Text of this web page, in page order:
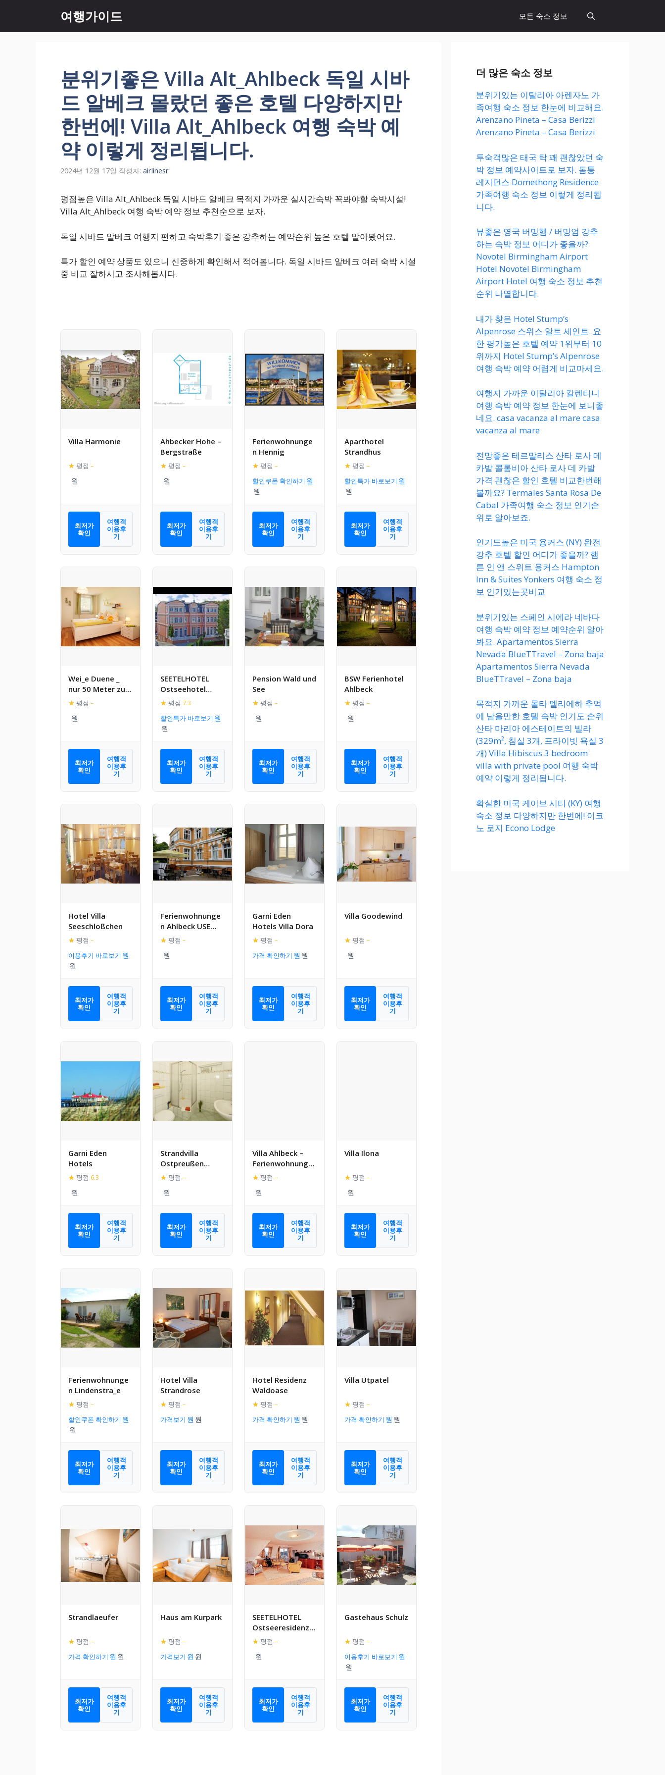
츠
여행가이드 모든 숙소 정보
분위기좋은 Villa Alt_Ahlbeck 독일 시바
드 알베크 몰랐던 좋은 호텔 다양하지만
한번에! Villa Alt_Ahlbeck 여행 숙박 예
약 이렇게 정리됩니다.
2024년 12월 17일 작성자: airlinesr
평점높은 Villa Alt_Ahlbeck 독일 시바드 알베크 목적지 가까운 실시간숙박 꼭봐야할 숙박시설!
Villa Alt_Ahlbeck 여행 숙박 예약 정보 추천순으로 보자.
독일 시바드 알베크 여행지 편하고 숙박후기 좋은 강추하는 예약순위 높은 호텔 알아봤어요.
특가 할인 예약 상품도 있으니 신중하게 확인해서 적어봅니다. 독일 시바드 알베크 여러 숙박 시설
중 비교 잘하시고 조사해봅시다.
Villa Harmonie
★ 평점 –
최저가
확인
여행객
이용후
기
Ahbecker Hohe –
Bergstraße
★ 평점 –
최저가
확인
여행객
이용후
기
Ferienwohnunge
n Hennig
★ 평점 –
할인쿠폰 확인하기
최저가
확인
여행객
이용후
기
Aparthotel
Strandhus
★ 평점 –
할인특가 바로보기
최저가
확인
여행객
이용후
기
Wei_e Duene _
nur 50 Meter zum
wei
★ 평점 –
최저가
확인
여행객
이용후
기
SEETELHOTEL
Ostseehotel
Ahlbeck
★ 평점 7.3
할인특가 바로보기
최저가
확인
여행객
이용후
기
Pension Wald und
See
★ 평점 –
최저가
확인
여행객
이용후
기
BSW Ferienhotel
Ahlbeck
★ 평점 –
최저가
확인
여행객
이용후
기
Hotel Villa
Seeschloßchen
★ 평점 –
이용후기 바로보기
최저가
확인
여행객
이용후
기
Ferienwohnunge
n Ahlbeck USE
2510
★ 평점 –
최저가
확인
여행객
이용후
기
Garni Eden
Hotels Villa Dora
★ 평점 –
가격 확인하기
최저가
확인
여행객
이용후
기
Villa Goodewind
★ 평점 –
최저가
확인
여행객
이용후
기
Garni Eden
Hotels
★ 평점 6.3
최저가
확인
여행객
이용후
기
Strandvilla
Ostpreußen
Familie Herrgott
★ 평점 –
최저가
확인
여행객
이용후
기
Villa Ahlbeck –
Ferienwohnung
Warnemunde
★ 평점 –
최저가
확인
여행객
이용후
기
Villa Ilona
★ 평점 –
최저가
확인
여행객
이용후
기
Ferienwohnunge
n Lindenstra_e
★ 평점 –
할인쿠폰 확인하기
최저가
확인
여행객
이용후
기
Hotel Villa
Strandrose
★ 평점 –
가격보기
최저가
확인
여행객
이용후
기
Hotel Residenz
Waldoase
★ 평점 –
가격 확인하기
최저가
확인
여행객
이용후
기
Villa Utpatel
★ 평점 –
가격 확인하기
최저가
확인
여행객
이용후
기
Strandlaeufer
★ 평점 –
가격 확인하기
최저가
확인
여행객
이용후
기
Haus am Kurpark
★ 평점 –
가격보기
최저가
확인
여행객
이용후
기
SEETELHOTEL
Ostseeresidenz
Ahlbeck
★ 평점 –
최저가
확인
여행객
이용후
기
Gastehaus Schulz
★ 평점 –
이용후기 바로보기
최저가
확인
여행객
이용후
기
더 많은 숙소 정보
분위기있는 이탈리아 아렌자노 가
족여행 숙소 정보 한눈에 비교해요.
Arenzano Pineta – Casa Berizzi
Arenzano Pineta – Casa Berizzi
투숙객많은 태국 탁 꽤 괜찮았던 숙
박 정보 예약사이트로 보자. 돔통
레지던스 Domethong Residence
가족여행 숙소 정보 이렇게 정리됩
니다.
뷰좋은 영국 버밍햄 / 버밍엄 강추
하는 숙박 정보 어디가 좋을까?
Novotel Birmingham Airport
Hotel Novotel Birmingham
Airport Hotel 여행 숙소 정보 추천
순위 나열합니다.
내가 찾은 Hotel Stump’s
Alpenrose 스위스 알트 세인트. 요
한 평가높은 호텔 예약 1위부터 10
위까지 Hotel Stump’s Alpenrose
여행 숙박 예약 어렵게 비교마세요.
여행지 가까운 이탈리아 칼렌티니
여행 숙박 예약 정보 한눈에 보니좋
네요. casa vacanza al mare casa
vacanza al mare
전망좋은 테르말리스 산타 로사 데
카발 콜롬비아 산타 로사 데 카발
가격 괜찮은 할인 호텔 비교한번해
볼까요? Termales Santa Rosa De
Cabal 가족여행 숙소 정보 인기순
위로 알아보죠.
인기도높은 미국 용커스 (NY) 완전
강추 호텔 할인 어디가 좋을까? 햄
튼 인 앤 스위트 용커스 Hampton
Inn & Suites Yonkers 여행 숙소 정
보 인기있는곳비교
분위기있는 스페인 시에라 네바다
여행 숙박 예약 정보 예약순위 알아
봐요. Apartamentos Sierra
Nevada BlueTTravel – Zona baja
Apartamentos Sierra Nevada
BlueTTravel – Zona baja
목적지 가까운 몰타 멜리에하 추억
에 남을만한 호텔 숙박 인기도 순위
산타 마리아 에스테이트의 빌라
(329m², 침실 3개, 프라이빗 욕실 3
개) Villa Hibiscus 3 bedroom
villa with private pool 여행 숙박
예약 이렇게 정리됩니다.
확실한 미국 케이브 시티 (KY) 여행
숙소 정보 다양하지만 한번에! 이코
노 로지 Econo Lodge